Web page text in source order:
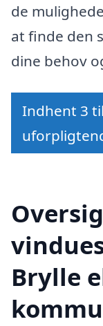
de
at finde den
dine behov
Indhent 3
Brylle